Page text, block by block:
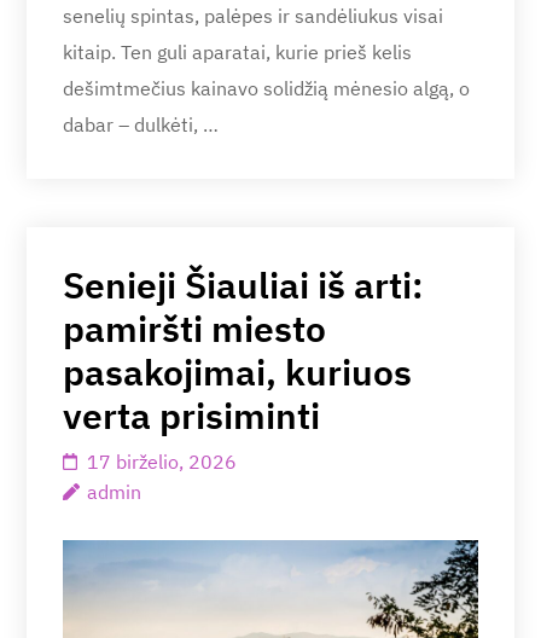
senelių spintas, palėpes ir sandėliukus visai
kitaip. Ten guli aparatai, kurie prieš kelis
dešimtmečius kainavo solidžią mėnesio algą, o
dabar – dulkėti, …
Senieji Šiauliai iš arti:
pamiršti miesto
pasakojimai, kuriuos
verta prisiminti
17 birželio, 2026
admin